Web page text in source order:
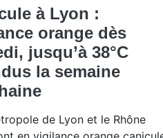
à Lyon :
orange dès
jusqu’à 38°C
la semaine
de Lyon et le Rhône